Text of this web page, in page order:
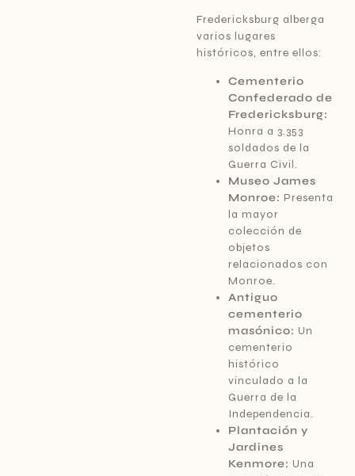
Fredericksburg alberga
varios lugares
históricos, entre ellos:
Cementerio
Confederado de
Fredericksburg:
Honra a 3.353
soldados de la
Guerra Civil.
Museo James
Monroe: Presenta
la mayor
colección de
objetos
relacionados con
Monroe.
Antiguo
cementerio
masónico: Un
cementerio
histórico
vinculado a la
Guerra de la
Independencia.
Plantación y
Jardines
Kenmore: Una